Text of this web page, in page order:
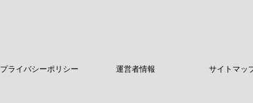
プライバシーポリシー 運営者情報 サイトマッ